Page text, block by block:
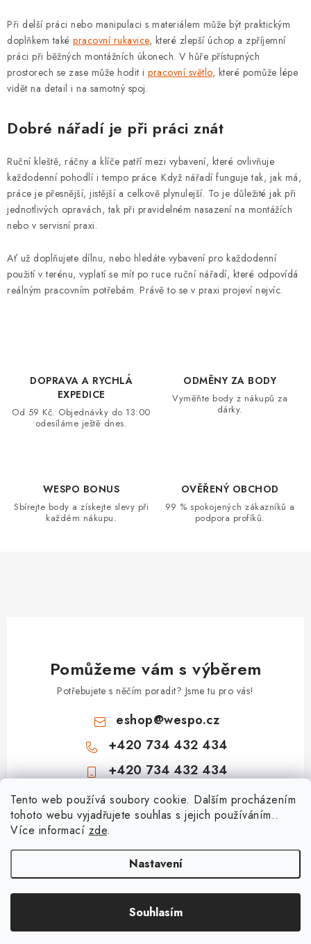
Tento web používá soubory cookie. Dalším procházením
tohoto webu vyjadřujete souhlas s jejich používáním..
Více informací zde.
Nastavení
Souhlasím
Při delší práci nebo manipulaci s materiálem může být praktickým
doplňkem také pracovní rukavice, které zlepší úchop a zpříjemní
práci při běžných montážních úkonech. V hůře přístupných
prostorech se zase může hodit i pracovní světlo, které pomůže lépe
vidět na detail i na samotný spoj.
Dobré nářadí je při práci znát
Ruční kleště, ráčny a klíče patří mezi vybavení, které ovlivňuje
každodenní pohodlí i tempo práce. Když nářadí funguje tak, jak má,
práce je přesnější, jistější a celkově plynulejší. To je důležité jak při
jednotlivých opravách, tak při pravidelném nasazení na montážích
nebo v servisní praxi.
Ať už doplňujete dílnu, nebo hledáte vybavení pro každodenní
použití v terénu, vyplatí se mít po ruce ruční nářadí, které odpovídá
reálným pracovním potřebám. Právě to se v praxi projeví nejvíc.
DOPRAVA A RYCHLÁ
EXPEDICE
Od 59 Kč. Objednávky do 13:00
odesíláme ještě dnes.
ODMĚNY ZA BODY
Vyměňte body z nákupů za
dárky.
WESPO BONUS
Sbírejte body a získejte slevy při
každém nákupu.
OVĚŘENÝ OBCHOD
99 % spokojených zákazníků a
podpora profíků.
Pomůžeme vám s výběrem
Potřebujete s něčím poradit? Jsme tu pro vás!
eshop@wespo.cz
+420 734 432 434
+420 734 432 434
Informace pro vás
Nezámrzný venkovní ventil Kemper Frosti-Plus: Jak funguje a jak na
obchod.wespo.cz. Všechna práva vyhrazena.